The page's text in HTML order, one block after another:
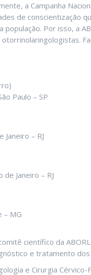
a Campanha
de conscientização
Por isso, a
Paulo – SP
– RJ
Janeiro – RJ
– MG
científico da
e tratamento
e Cirurgia